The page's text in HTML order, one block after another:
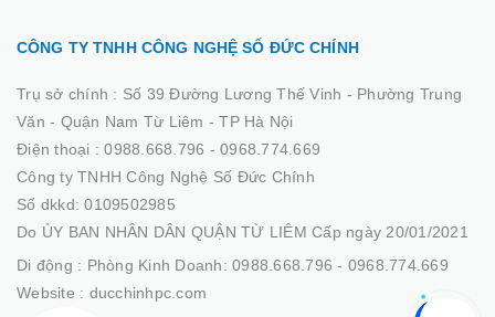
CÔNG TY TNHH CÔNG NGHỆ SỐ ĐỨC CHÍNH
Trụ sở chính : Số 39 Đường Lương Thế Vinh - Phường Trung
Văn - Quận Nam Từ Liêm - TP Hà Nội
Điện thoại :0988.668.796 - 0968.774.669
Công ty TNHH Công Nghệ Số Đức Chính
Số dkkd: 0109502985
Do ỦY BAN NHÂN DÂN QUẬN TỪ LIÊM Cấp ngày 20/01/2021
Di động : Phòng Kinh Doanh: 0988.668.796 - 0968.774.669
Website : ducchinhpc.com